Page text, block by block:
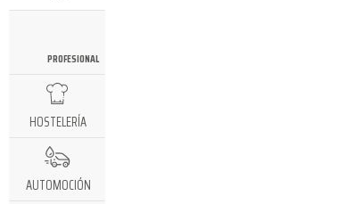
PROFESIONAL
HOSTELERÍA
AUTOMOCIÓN